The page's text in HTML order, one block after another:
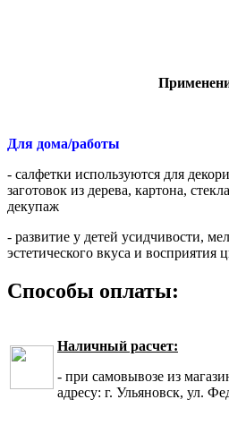
Для дома/работы
- салфетки используются для
заготовок из дерева, картона,
декупаж
- развитие у детей усидчивости,
эстетического вкуса и восприятия
Способы оплаты:
Наличный расчет:
- при самовывозе из
адресу: г. Ульяновск, ул.